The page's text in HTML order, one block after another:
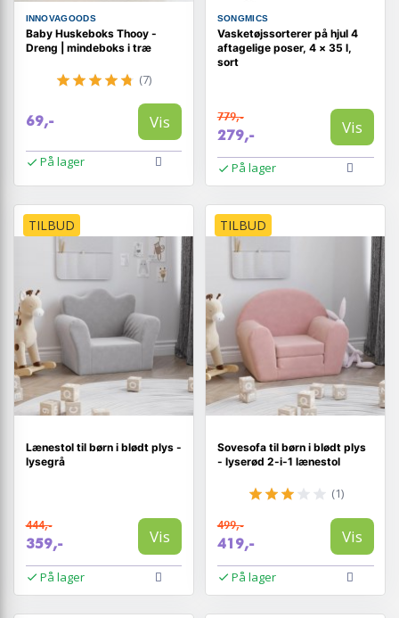
INNOVAGOODS
Baby Huskeboks Thooy -
Dreng | mindeboks i træ
(7)
69,- Vis
På lager
SONGMICS
Vasketøjssorterer på hjul 4
aftagelige poser, 4 × 35 l,
sort
779,-
279,- Vis
På lager
TILBUD
Lænestol til børn i blødt plys -
lysegrå
444,-
359,- Vis
På lager
TILBUD
Sovesofa til børn i blødt plys
- lyserød 2-i-1 lænestol
(1)
499,-
419,- Vis
På lager